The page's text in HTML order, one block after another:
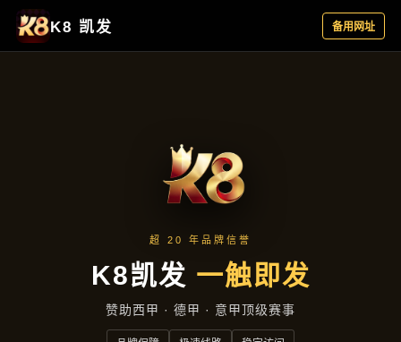
企业要闻
首页 企业要闻